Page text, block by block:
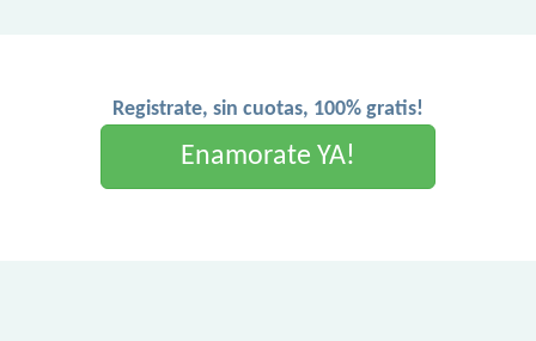
Registrate, sin cuotas, 100% gratis!
Enamorate YA!